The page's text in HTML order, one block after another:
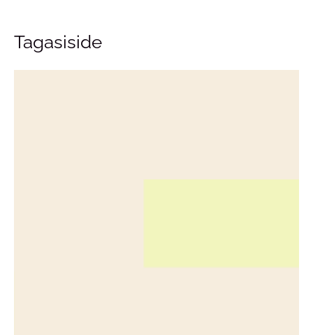
Tagasiside